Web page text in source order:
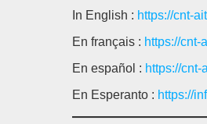
In English : https://cnt-
En français : https://cnt-
En español : https://
En Esperanto : https://